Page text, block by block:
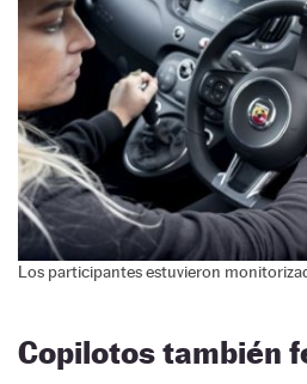
Los participantes estuvieron
Copilotos también